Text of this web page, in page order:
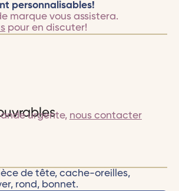
personnalisables!
marque vous assistera.
pour en discuter!
urgente, nous contacter
de tête, cache-oreilles,
rond, bonnet.